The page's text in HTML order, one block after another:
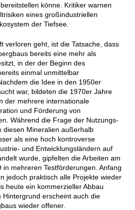
könne. Kritiker warnen
eines großindustriellen
der Tiefsee.
verloren geht, ist die Tatsache, dass
bereits eine mehr als
in der der Beginn des
einmal unmittelbar
die Idee in den 1950er
war, bildeten die 1970er Jahre
der mehrere internationale
und Förderung von
Während die Frage der Nutzungs-
diesen Mineralien außerhalb
als eine hoch kontroverse
und Entwicklungsländern auf
wurde, gipfelten die Arbeiten am
mehreren Testförderungen. Anfang
jedoch praktisch alle Projekte wieder
heute ein kommerzieller Abbau
Hintergrund erscheint auch die
wieder offener.